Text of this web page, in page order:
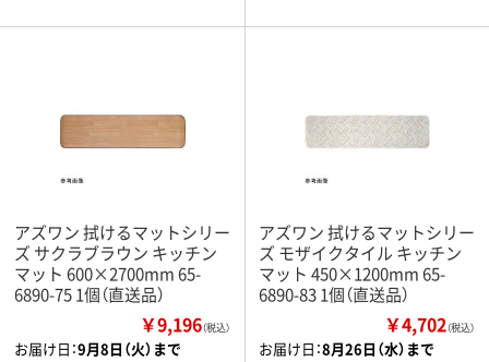
アズワン 拭けるマットシリー
ズ サクラブラウン キッチン
マット 600×2700mm 65-
6890-75 1個（直送品）
￥9,196（税込）
お届け日：9月8日（火）まで
アズワン 拭けるマットシリー
ズ モザイクタイル キッチン
マット 450×1200mm 65-
6890-83 1個（直送品）
￥4,702（税込）
お届け日：8月26日（水）まで